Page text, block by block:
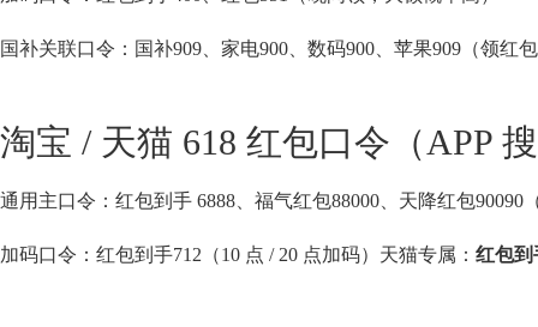
国补关联口令：国补909、家电900、数码900、苹果909（领红
淘宝 / 天猫 618 红包口令（APP
通用主口令：红包到手 6888、福气红包88000、天降红包90090
加码口令：红包到手712（10 点 / 20 点加码） 天猫专属： 红包到